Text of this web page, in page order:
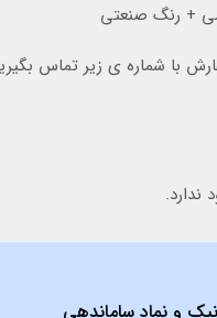
+ رنگ صنعتی
با شماره ی زیر تماس
ندارد.
و نماد ساماندهی